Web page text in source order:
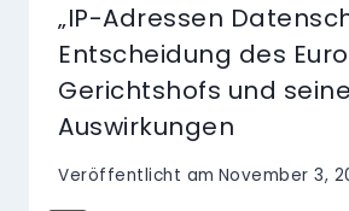
„IP-Adressen
Entscheidung des
Gerichtshofs und seine
Auswirkungen
Veröffentlicht am November 3,